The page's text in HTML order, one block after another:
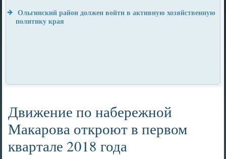
Ольгинский район должен войти в активную хозяйственную
политику края
Движение по набережной
Макарова откроют в первом
квартале 2018 года